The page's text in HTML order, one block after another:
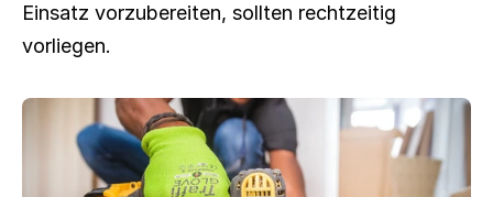
Einsatz vorzubereiten, sollten rechtzeitig
vorliegen.